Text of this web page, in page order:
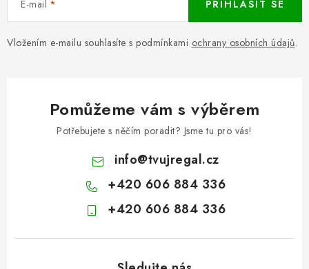
E-mail
Vložením e-mailu souhlasíte s podmínkami ochrany osobních údajů.
PŘIHLÁSIT SE
Pomůžeme vám s výběrem
Potřebujete s něčím poradit? Jsme tu pro vás!
info@tvujregal.cz
+420 606 884 336
+420 606 884 336